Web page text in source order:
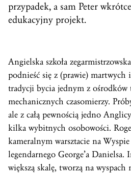
przypadek, a sam Peter
edukacyjny projekt.
Angielska szkoła
podnieść się z (prawie)
tradycji bycia jednym z ośrodków
mechanicznych czasomierzy.
ale z całą pewnością jedno
kilka wybitnych osobowości.
kameralnym warsztacie na
legendarnego George’a
większą skalę, tworzą na